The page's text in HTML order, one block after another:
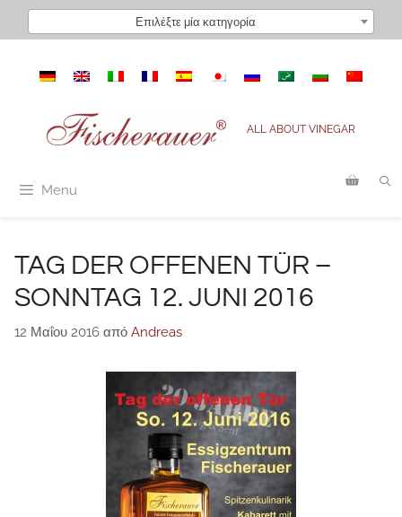
Μετάβαση
Επιλέξτε μία κατηγορία
ALL ABOUT VINEGAR
Menu
TAG DER OFFENEN TÜR –
SONNTAG 12. JUNI 2016
12 Μαΐου 2016 από Andreas